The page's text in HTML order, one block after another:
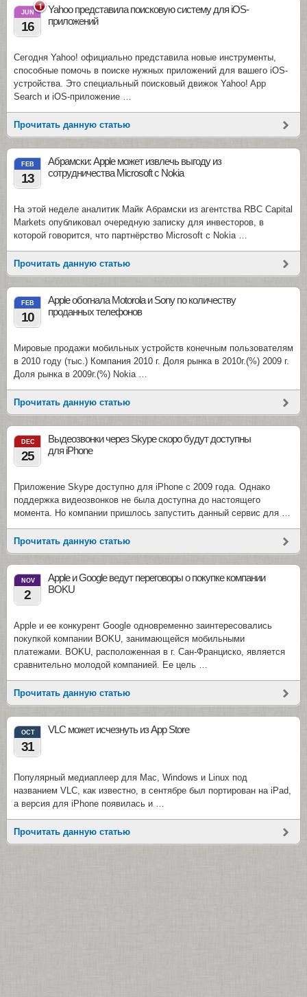
1
JUN
16
Yahoo представила поисковую систему для iOS-
приложений
Сегодня Yahoo! официально представила новые инструменты,
способные помочь в поиске нужных приложений для вашего iOS-
устройства. Это специальный поисковый движок Yahoo! App
Search и iOS-приложение …
Прочитать данную статью
FEB
13
Абрамски: Apple может извлечь выгоду из
сотрудничества Microsoft с Nokia
На этой неделе аналитик Майк Абрамски из агентства RBC Capital
Markets опубликовал очередную записку для инвесторов, в
которой говорится, что партнёрство Microsoft с Nokia …
Прочитать данную статью
FEB
10
Apple обогнала Motorola и Sony по количеству
проданных телефонов
Мировые продажи мобильных устройств конечным пользователям
в 2010 году (тыс.) Компания 2010 г. Доля рынка в 2010г.(%) 2009 г.
Доля рынка в 2009г.(%) Nokia …
Прочитать данную статью
DEC
25
Выдеозвонки через Skype скоро будут доступны
для iPhone
Приложение Skype доступно для iPhone с 2009 года. Однако
поддержка видеозвонков не была доступна до настоящего
момента. Но компании пришлось запустить данный сервис для …
Прочитать данную статью
NOV
2
Apple и Google ведут переговоры о покупке компании
BOKU
Apple и ее конкурент Google одновременно заинтересовались
покупкой компании BOKU, занимающейся мобильными
платежами. BOKU, расположенная в г. Сан-Франциско, является
сравнительно молодой компанией. Ее цель …
Прочитать данную статью
OCT
31
VLC может исчезнуть из App Store
Популярный медиаплеер для Mac, Windows и Linux под
названием VLC, как известно, в сентябре был портирован на iPad,
а версия для iPhone появилась и …
Прочитать данную статью